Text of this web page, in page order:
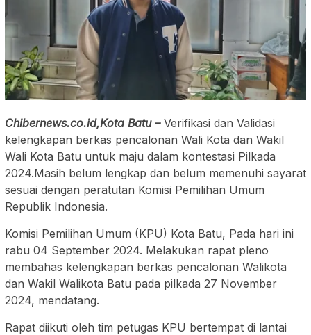
Chibernews.co.id,Kota Batu – Verifikasi dan Validasi
kelengkapan berkas pencalonan Wali Kota dan Wakil
Wali Kota Batu untuk maju dalam kontestasi Pilkada
2024.Masih belum lengkap dan belum memenuhi sayarat
sesuai dengan peratutan Komisi Pemilihan Umum
Republik Indonesia.
Komisi Pemilihan Umum (KPU) Kota Batu, Pada hari ini
rabu 04 September 2024. Melakukan rapat pleno
membahas kelengkapan berkas pencalonan Walikota
dan Wakil Walikota Batu pada pilkada 27 November
2024, mendatang.
Rapat diikuti oleh tim petugas KPU bertempat di lantai